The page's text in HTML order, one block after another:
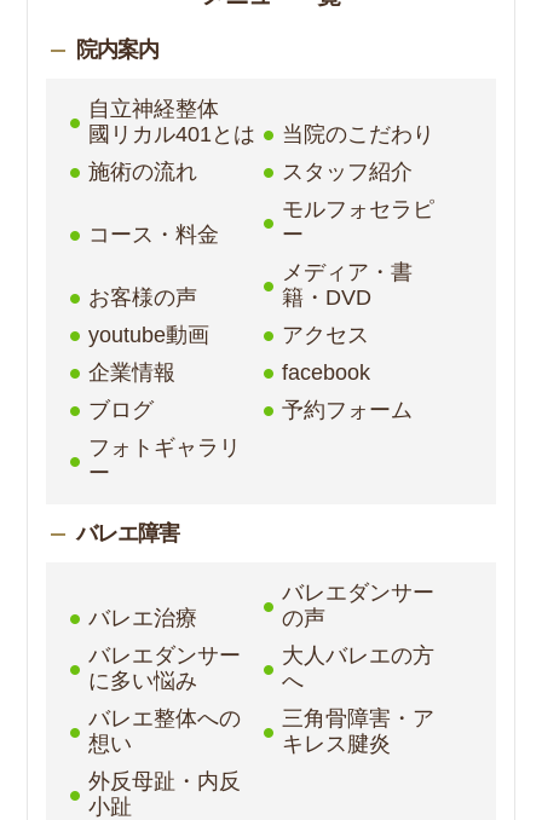
院内案内
自立神経整体
國リカル401とは
当院のこだわり
施術の流れ
スタッフ紹介
コース・料金
モルフォセラピ
ー
お客様の声
メディア・書
籍・DVD
youtube動画
アクセス
企業情報
facebook
ブログ
予約フォーム
フォトギャラリ
ー
バレエ障害
バレエ治療
バレエダンサー
の声
バレエダンサー
に多い悩み
大人バレエの方
へ
バレエ整体への
想い
三角骨障害・ア
キレス腱炎
外反母趾・内反
小趾